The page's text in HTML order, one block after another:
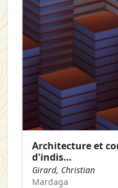
Architecture et
d'indis…
Girard, Christian
Mardaga